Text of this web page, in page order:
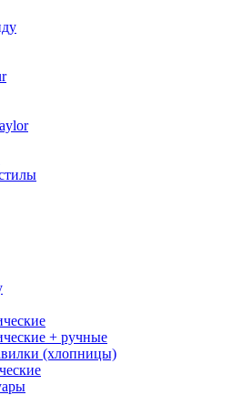
+ ручные
(хлопницы)